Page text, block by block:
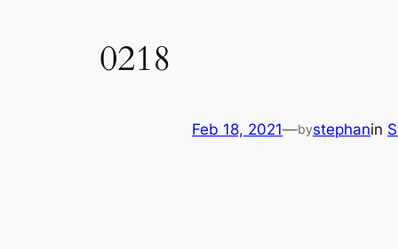
0218
Feb 18, 2021—bystephanin